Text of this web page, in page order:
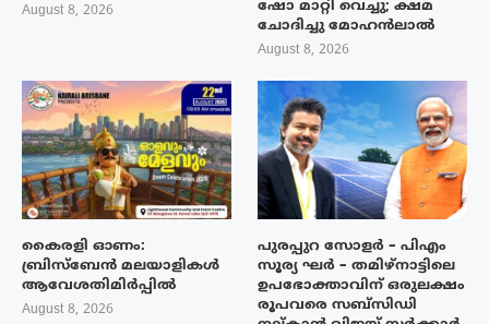
August 8, 2026
ഷോ മാറ്റി വെച്ചു; ക്ഷമ
ചോദിച്ചു മോഹൻലാൽ
August 8, 2026
കൈരളി ഓണം:
ബ്രിസ്ബേൻ മലയാളികൾ
ആവേശതിമിർപ്പിൽ
August 8, 2026
പുരപ്പുറ സോളർ – പിഎം
സൂര്യ ഘർ – തമിഴ്നാട്ടിലെ
ഉപഭോക്താവിന് ഒരുലക്ഷം
രൂപവരെ സബ്സിഡി